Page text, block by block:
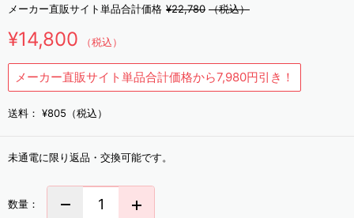
メーカー直販サイト単品合計価格 ¥22,780 （税込）
¥14,800 （税込）
メーカー直販サイト単品合計価格から7,980円引き！
送料： ¥805（税込）
未通電に限り返品・交換可能です。
数量：